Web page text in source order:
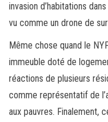
invasion d’habitations
vu comme un drone de
Même chose quand le
immeuble doté de
réactions de plusieurs
comme représentatif de
aux pauvres. Finalement,